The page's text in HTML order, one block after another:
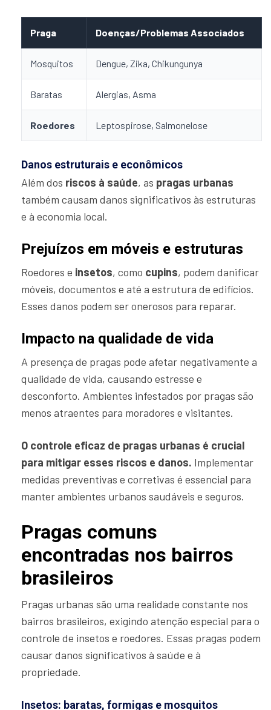
Praga Doenças/Problemas Associados
Mosquitos Dengue, Zika, Chikungunya
Baratas Alergias, Asma
Roedores Leptospirose, Salmonelose
Danos estruturais e econômicos
Além dos riscos à saúde, as pragas urbanas
também causam danos significativos às estruturas
e à economia local.
Prejuízos em móveis e estruturas
Roedores e insetos, como cupins, podem danificar
móveis, documentos e até a estrutura de edifícios.
Esses danos podem ser onerosos para reparar.
Impacto na qualidade de vida
A presença de pragas pode afetar negativamente a
qualidade de vida, causando estresse e
desconforto. Ambientes infestados por pragas são
menos atraentes para moradores e visitantes.
O controle eficaz de pragas urbanas é crucial
para mitigar esses riscos e danos. Implementar
medidas preventivas e corretivas é essencial para
manter ambientes urbanos saudáveis e seguros.
Pragas comuns
encontradas nos bairros
brasileiros
Pragas urbanas são uma realidade constante nos
bairros brasileiros, exigindo atenção especial para o
controle de insetos e roedores. Essas pragas podem
causar danos significativos à saúde e à
propriedade.
Insetos: baratas, formigas e mosquitos